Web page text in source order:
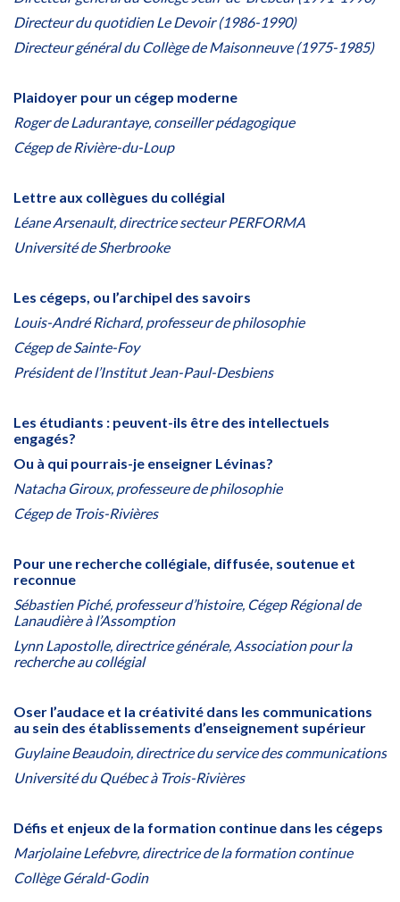
Directeur du quotidien Le Devoir (1986-1990)
Directeur général du Collège de Maisonneuve (1975-1985)
Plaidoyer pour un cégep moderne
Roger de Ladurantaye, conseiller pédagogique
Cégep de Rivière-du-Loup
Lettre aux collègues du collégial
Léane Arsenault, directrice secteur PERFORMA
Université de Sherbrooke
Les cégeps, ou l’archipel des savoirs
Louis-André Richard, professeur de philosophie
Cégep de Sainte-Foy
Président de l’Institut Jean-Paul-Desbiens
Les étudiants : peuvent-ils être des intellectuels
engagés?
Ou à qui pourrais-je enseigner Lévinas?
Natacha Giroux, professeure de philosophie
Cégep de Trois-Rivières
Pour une recherche collégiale, diffusée, soutenue et
reconnue
Sébastien Piché, professeur d’histoire, Cégep Régional de
Lanaudière à l’Assomption
Lynn Lapostolle, directrice générale, Association pour la
recherche au collégial
Oser l’audace et la créativité dans les communications
au sein des établissements d’enseignement supérieur
Guylaine Beaudoin, directrice du service des communications
Université du Québec à Trois-Rivières
Défis et enjeux de la formation continue dans les cégeps
Marjolaine Lefebvre, directrice de la formation continue
Collège Gérald-Godin